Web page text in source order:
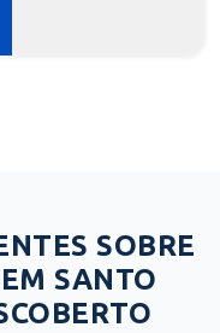
SOBRE
SANTO